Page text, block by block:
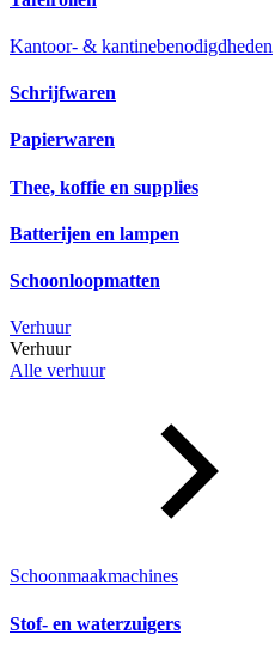
Kantoor- & kantinebenodigdheden
Schrijfwaren
Papierwaren
Thee, koffie en supplies
Batterijen en lampen
Schoonloopmatten
Verhuur
Verhuur
Alle verhuur
Schoonmaakmachines
Stof- en waterzuigers